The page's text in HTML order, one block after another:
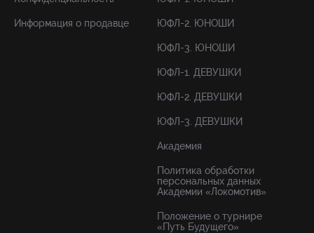
Информация о продавце ЮФЛ-2. ЮНОШИ
ЮФЛ-3. ЮНОШИ
ЮФЛ-1. ДЕВУШКИ
ЮФЛ-2. ДЕВУШКИ
ЮФЛ-3. ДЕВУШКИ
Академия
Политика обработки
персональных данных
Академии «Локомотив»
Положение о турнире
«Путь Будущего»